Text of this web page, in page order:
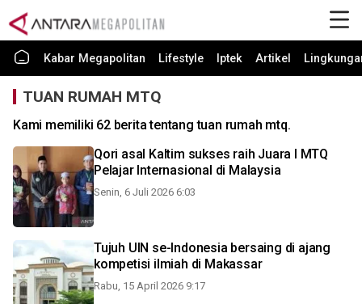
Kabar Megapolitan Lifestyle Iptek Artikel
TUAN RUMAH MTQ
Kami memiliki 62 berita tentang tuan rumah mtq.
Qori asal Kaltim sukses raih Juara I MTQ
Pelajar Internasional di Malaysia
Senin, 6 Juli 2026 6:03
Tujuh UIN se-Indonesia bersaing di ajang
kompetisi ilmiah di Makassar
Rabu, 15 April 2026 9:17